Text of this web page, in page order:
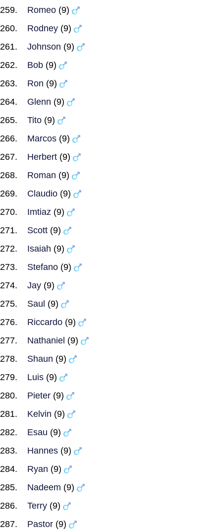
Romeo (9)
Rodney (9)
Johnson (9)
Bob (9)
Ron (9)
Glenn (9)
Tito (9)
Marcos (9)
Herbert (9)
Roman (9)
Claudio (9)
Imtiaz (9)
Scott (9)
Isaiah (9)
Stefano (9)
Jay (9)
Saul (9)
Riccardo (9)
Nathaniel (9)
Shaun (9)
Luis (9)
Pieter (9)
Kelvin (9)
Esau (9)
Hannes (9)
Ryan (9)
Nadeem (9)
Terry (9)
Pastor (9)